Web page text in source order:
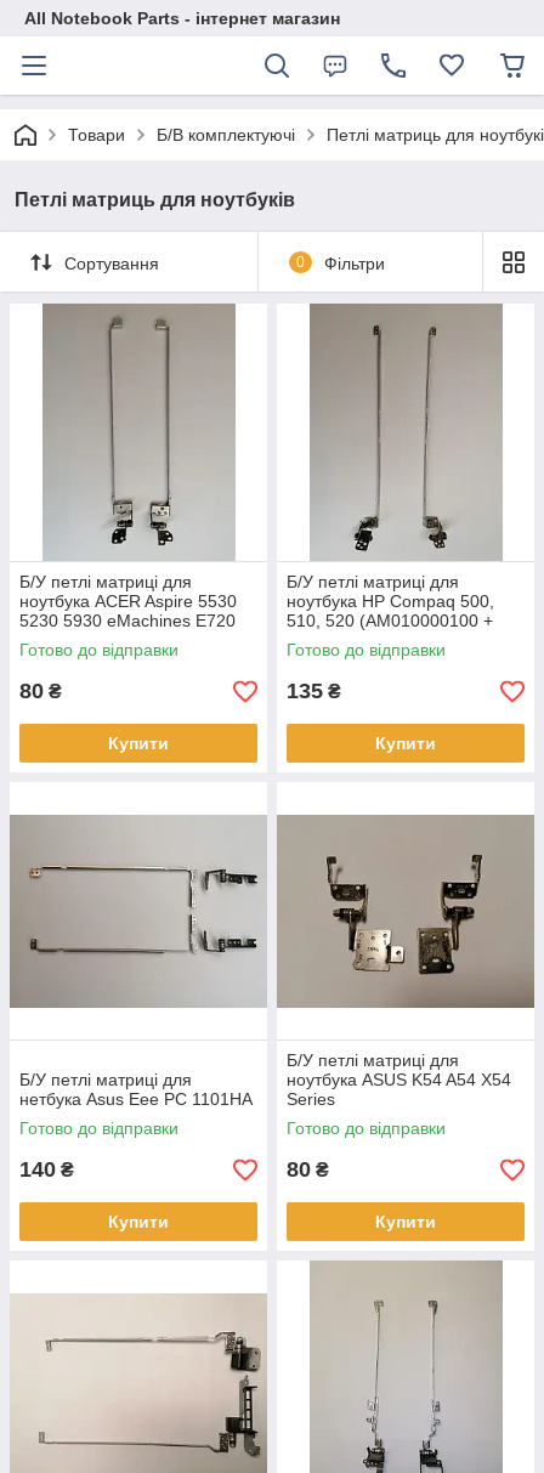
All Notebook Parts - інтернет магазин
Товари Б/В комплектуючі Петлі матриць для
Петлі матриць для ноутбуків
Сортування 0 Фільтри
Б/У петлі матриці для
ноутбука ACER Aspire 5530
5230 5930 eMachines E720
E520 (AM04A000200
AM04A000300)
Готово до відправки
80 ₴
Купити
Б/У петлі матриці для
ноутбука HP Compaq 500,
510, 520 (AM010000100 +
AM010000200)
Готово до відправки
135 ₴
Купити
Б/У петлі матриці для
нетбука Asus Eee PC 1101HA
Готово до відправки
140 ₴
Купити
Б/У петлі матриці для
ноутбука ASUS K54 A54 X54
Series
Готово до відправки
80 ₴
Купити